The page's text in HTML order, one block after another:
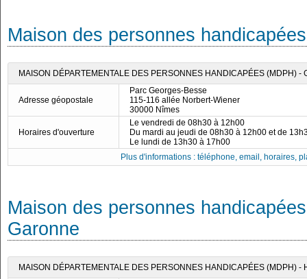
Maison des personnes
MAISON DÉPARTEMENTALE DES PERSONNES HANDICAPÉES (MDPH) -
Adresse géopostale
Parc Georges-Besse
115-116 allée Norbert-Wiener
30000 Nîmes
Horaires d'ouverture
Le vendredi de 08h30 à 12h00
Du mardi au jeudi de 08h30 à 12h00 et de
Le lundi de 13h30 à 17h00
Plus d'informations : téléphone, email, horaires,
Maison des personnes
Garonne
MAISON DÉPARTEMENTALE DES PERSONNES HANDICAPÉES (MDPH) -